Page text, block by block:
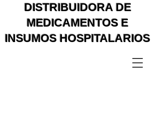
DISTRIBUIDORA DE
MEDICAMENTOS E
INSUMOS HOSPITALARIOS